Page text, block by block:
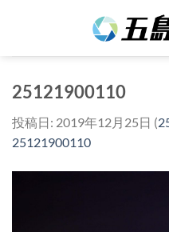
25121900110
投稿日: 2019年12月25日 (
25121900110